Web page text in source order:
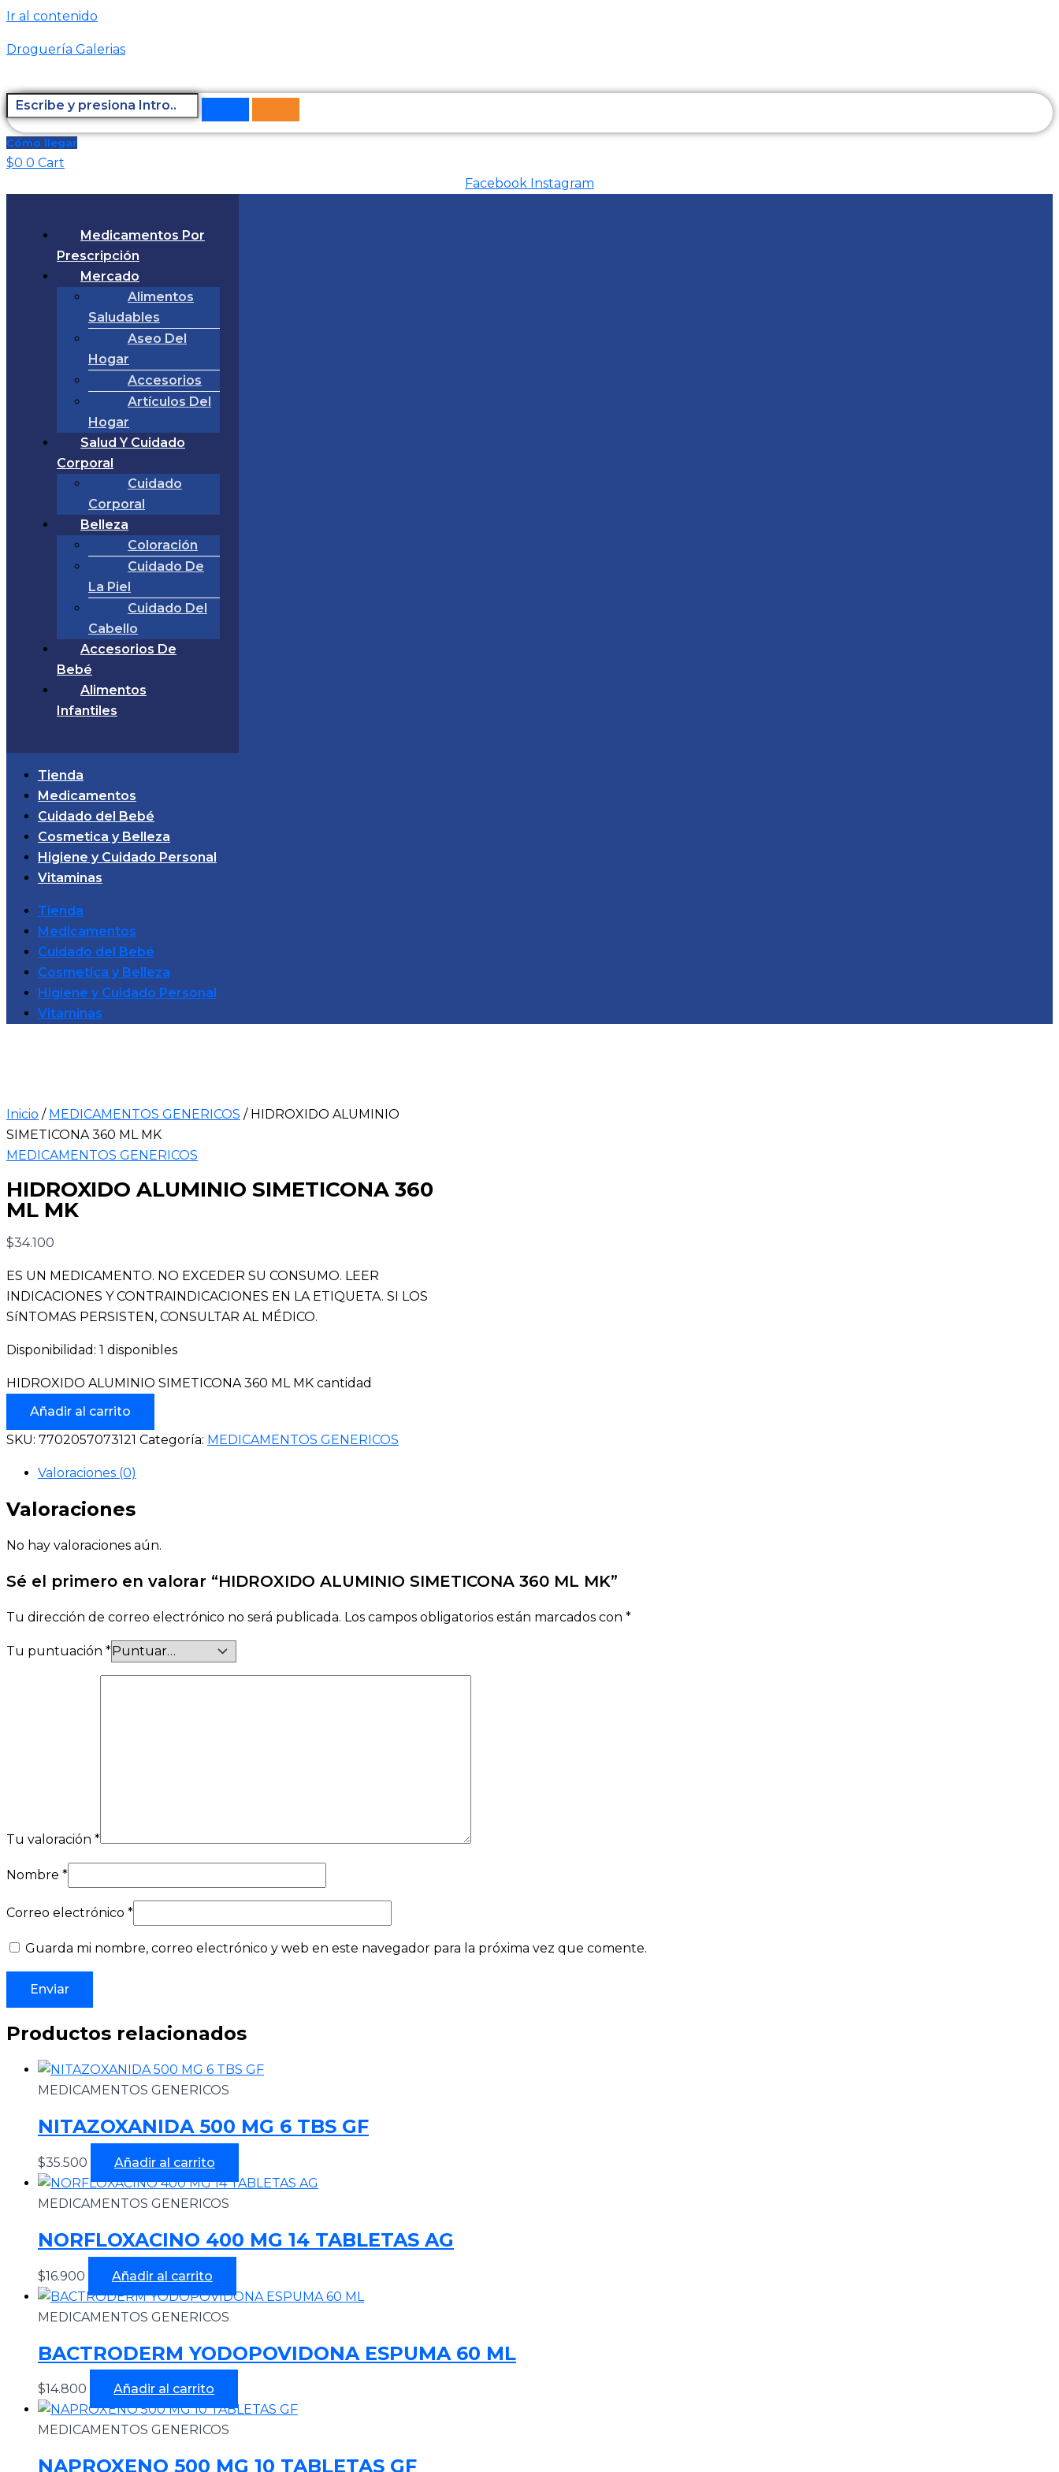
Ir al contenido
Droguería Galerias
Cómo llegar
$0 0 Cart
Facebook Instagram
Medicamentos Por
Prescripción
Mercado
Alimentos
Saludables
Aseo Del
Hogar
Accesorios
Artículos Del
Hogar
Salud Y Cuidado
Corporal
Cuidado
Corporal
Belleza
Coloración
Cuidado De
La Piel
Cuidado Del
Cabello
Accesorios De
Bebé
Alimentos
Infantiles
Tienda
Medicamentos
Cuidado del Bebé
Cosmetica y Belleza
Higiene y Cuidado Personal
Vitaminas
Tienda
Medicamentos
Cuidado del Bebé
Cosmetica y Belleza
Higiene y Cuidado Personal
Vitaminas
Inicio / MEDICAMENTOS GENERICOS / HIDROXIDO ALUMINIO
SIMETICONA 360 ML MK
MEDICAMENTOS GENERICOS
HIDROXIDO ALUMINIO SIMETICONA 360
ML MK
$34.100
ES UN MEDICAMENTO. NO EXCEDER SU CONSUMO. LEER
INDICACIONES Y CONTRAINDICACIONES EN LA ETIQUETA. SI LOS
SíNTOMAS PERSISTEN, CONSULTAR AL MÉDICO.
Disponibilidad: 1 disponibles
HIDROXIDO ALUMINIO SIMETICONA 360 ML MK cantidad
Añadir al carrito
SKU: 7702057073121 Categoría: MEDICAMENTOS GENERICOS
Valoraciones (0)
Valoraciones
No hay valoraciones aún.
Sé el primero en valorar “HIDROXIDO ALUMINIO SIMETICONA 360 ML MK”
Tu dirección de correo electrónico no será publicada. Los campos obligatorios están marcados con *
Tu puntuación *
Tu valoración *
Nombre *
Correo electrónico *
Guarda mi nombre, correo electrónico y web en este navegador para la próxima vez que comente.
Productos relacionados
MEDICAMENTOS GENERICOS
NITAZOXANIDA 500 MG 6 TBS GF
$35.500 Añadir al carrito
MEDICAMENTOS GENERICOS
NORFLOXACINO 400 MG 14 TABLETAS AG
$16.900 Añadir al carrito
MEDICAMENTOS GENERICOS
BACTRODERM YODOPOVIDONA ESPUMA 60 ML
$14.800 Añadir al carrito
MEDICAMENTOS GENERICOS
NAPROXENO 500 MG 10 TABLETAS GF